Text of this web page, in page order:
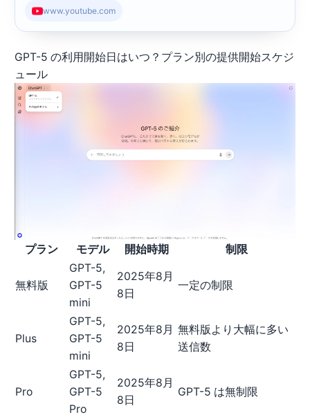
共有しましょう。
www.youtube.com
GPT-5 の利用開始日はいつ？プラン別の提供開始スケジ
ュール
プラン モデル 開始時期 制限
無料版
GPT-5,
GPT-5
mini
2025年8月
8日
一定の制限
Plus
GPT-5,
GPT-5
mini
2025年8月
8日
無料版より大幅に多い
送信数
Pro
GPT-5,
GPT-5
Pro
2025年8月
8日
GPT-5 は無制限